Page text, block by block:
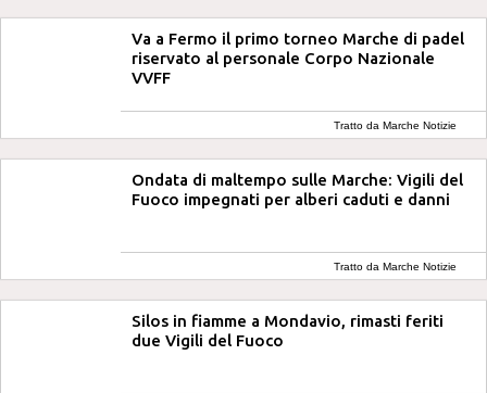
Va a Fermo il primo torneo Marche di padel
riservato al personale Corpo Nazionale
VVFF
Tratto da Marche Notizie
Ondata di maltempo sulle Marche: Vigili del
Fuoco impegnati per alberi caduti e danni
Tratto da Marche Notizie
Silos in fiamme a Mondavio, rimasti feriti
due Vigili del Fuoco